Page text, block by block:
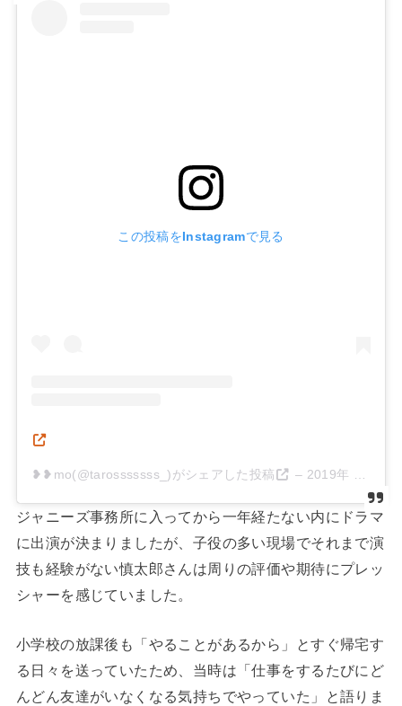
この投稿をInstagramで見る
❥❥mo(@tarosssssss_)がシェアした投稿 – 2019年 4月月1日午前2時14分PDT
ジャニーズ事務所に入ってから一年経たない内にドラマ
に出演が決まりましたが、子役の多い現場でそれまで演
技も経験がない慎太郎さんは周りの評価や期待にプレッ
シャーを感じていました。
小学校の放課後も「やることがあるから」とすぐ帰宅す
る日々を送っていたため、当時は「仕事をするたびにど
んどん友達がいなくなる気持ちでやっていた」と語りま